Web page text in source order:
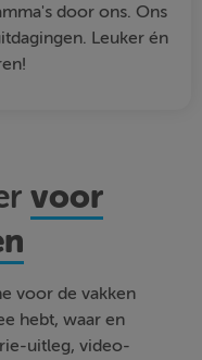
door ons. Ons
Leuker én
voor
voor de vakken
hebt, waar en
uitleg, video-